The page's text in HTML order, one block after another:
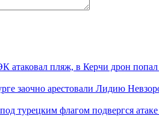
атаковал пляж, в Керчи дрон
заочно арестовали Лидию
турецким флагом подвергся